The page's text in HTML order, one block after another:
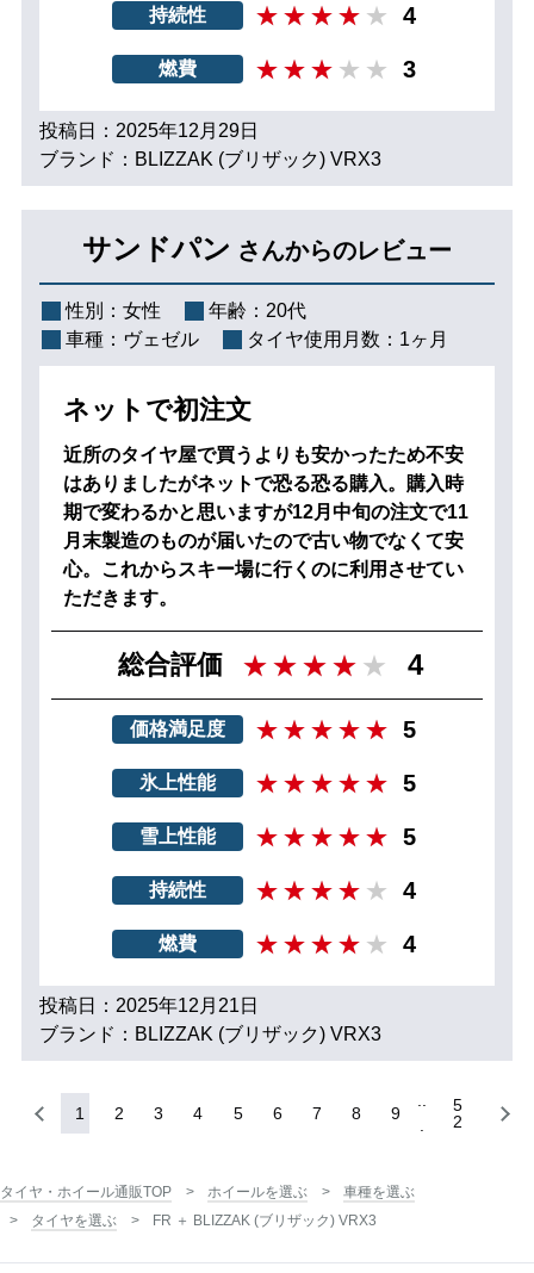
持続性 4
燃費 3
投稿日：2025年12月29日
ブランド：BLIZZAK (ブリザック) VRX3
サンドパン さんからのレビュー
性別： 女性 年齢： 20代
車種： ヴェゼル タイヤ使用月数： 1ヶ月
ネットで初注文
近所のタイヤ屋で買うよりも安かったため不安
はありましたがネットで恐る恐る購入。購入時
期で変わるかと思いますが12月中旬の注文で11
月末製造のものが届いたので古い物でなくて安
心。これからスキー場に行くのに利用させてい
ただきます。
総合評価 4
価格満足度 5
氷上性能 5
雪上性能 5
持続性 4
燃費 4
投稿日：2025年12月21日
ブランド：BLIZZAK (ブリザック) VRX3
1 2 3 4 5 6 7 8 9
5
2
タイヤ・ホイール通販TOP ホイールを選ぶ
車種を選ぶ
タイヤを選ぶ
FR ＋ BLIZZAK (ブリザック) VRX3